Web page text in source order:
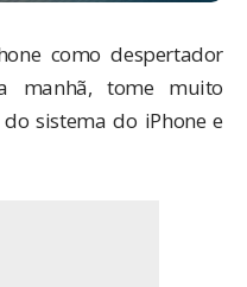
como despertador
manhã, tome muito
sistema do iPhone e